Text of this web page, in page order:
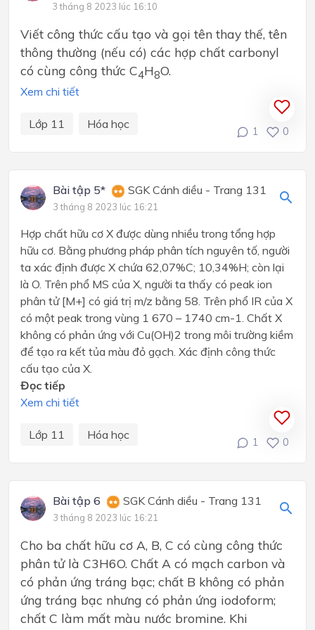
3 tháng 8 2023 lúc 16:10
Viết công thức cấu tạo và gọi tên thay thế, tên
thông thường (nếu có) các hợp chất carbonyl
có cùng công thức C4H8O.
Xem chi tiết
Lớp 11 Hóa học
1 0
Bài tập 5* SGK Cánh diều - Trang 131
3 tháng 8 2023 lúc 16:21
Hợp chất hữu cơ X được dùng nhiều trong tổng hợp
hữu cơ. Bằng phương pháp phân tích nguyên tố, người
ta xác định được X chứa 62,07%C; 10,34%H; còn lại
là O. Trên phổ MS của X, người ta thấy có peak ion
phân tử [M+] có giá trị m/z bằng 58. Trên phổ IR của X
có một peak trong vùng 1 670 – 1740 cm-1. Chất X
không có phản ứng với Cu(OH)2 trong môi trường kiềm
để tạo ra kết tủa màu đỏ gạch. Xác định công thức
cấu tạo của X.
Đọc tiếp
Xem chi tiết
Lớp 11 Hóa học
1 0
Bài tập 6 SGK Cánh diều - Trang 131
3 tháng 8 2023 lúc 16:21
Cho ba chất hữu cơ A, B, C có cùng công thức
phân tử là C3H6O. Chất A có mạch carbon và
có phản ứng tráng bạc; chất B không có phản
ứng tráng bạc nhưng có phản ứng iodoform;
chất C làm mất màu nước bromine. Khi